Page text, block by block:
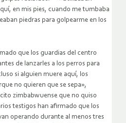
en mis pies, cuando me tumbaba
piedras para golpearme en los
que los guardias del centro
de lanzarles a los perros para
si alguien muere aquí, los
no quieren que se sepa»,
zimbabwuense que no quiso
testigos han afirmado que los
operando durante al menos tres